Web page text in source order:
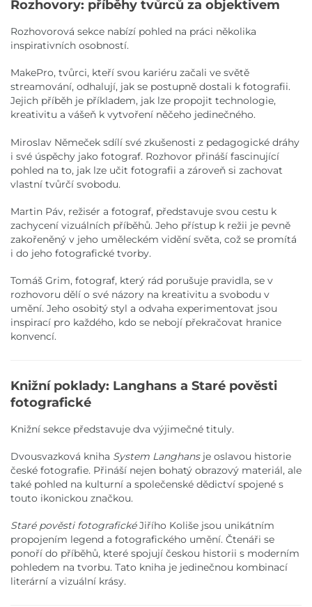
Rozhovory: příběhy tvůrců za objektivem
Rozhovorová sekce nabízí pohled na práci několika
inspirativních osobností.
MakePro, tvůrci, kteří svou kariéru začali ve světě
streamování, odhalují, jak se postupně dostali k fotografii.
Jejich příběh je příkladem, jak lze propojit technologie,
kreativitu a vášeň k vytvoření něčeho jedinečného.
Miroslav Němeček sdílí své zkušenosti z pedagogické dráhy
i své úspěchy jako fotograf. Rozhovor přináší fascinující
pohled na to, jak lze učit fotografii a zároveň si zachovat
vlastní tvůrčí svobodu.
Martin Páv, režisér a fotograf, představuje svou cestu k
zachycení vizuálních příběhů. Jeho přístup k režii je pevně
zakořeněný v jeho uměleckém vidění světa, což se promítá
i do jeho fotografické tvorby.
Tomáš Grim, fotograf, který rád porušuje pravidla, se v
rozhovoru dělí o své názory na kreativitu a svobodu v
umění. Jeho osobitý styl a odvaha experimentovat jsou
inspirací pro každého, kdo se nebojí překračovat hranice
konvencí.
Knižní poklady: Langhans a Staré pověsti
fotografické
Knižní sekce představuje dva výjimečné tituly.
Dvousvazková kniha System Langhansje oslavou historie
české fotografie. Přináší nejen bohatý obrazový materiál, ale
také pohled na kulturní a společenské dědictví spojené s
touto ikonickou značkou.
Staré pověsti fotografickéJiřího Koliše jsou unikátním
propojením legend a fotografického umění. Čtenáři se
ponoří do příběhů, které spojují českou historii s moderním
pohledem na tvorbu. Tato kniha je jedinečnou kombinací
literární a vizuální krásy.